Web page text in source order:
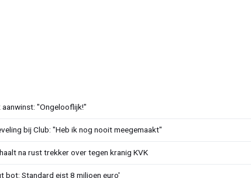
"Ongelooflijk!"
bij Club: "Heb ik nog nooit meegemaakt"
na rust trekker over tegen kranig KVK
bot: Standard eist 8 miljoen euro'